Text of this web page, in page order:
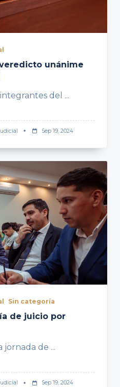
unánime
del ...
Sep 19, 2024
Sin categoría
de juicio por
jornada de ...
Sep 19, 2024